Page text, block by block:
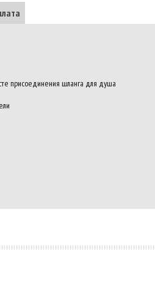
присоединения шланга для душа